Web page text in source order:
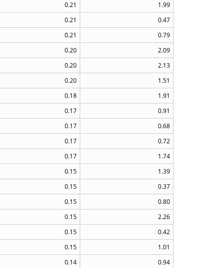
0.21
1.99
0.21
0.47
0.21
0.79
0.20
2.09
0.20
2.13
0.20
1.51
0.18
1.91
0.17
0.91
0.17
0.68
0.17
0.72
0.17
1.74
0.15
1.39
0.15
0.37
0.15
0.80
0.15
2.26
0.15
0.42
0.15
1.01
0.14
0.94